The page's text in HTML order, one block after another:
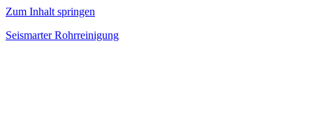
Zum Inhalt springen
Seismarter Rohrreinigung